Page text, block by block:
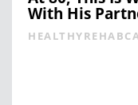
With His